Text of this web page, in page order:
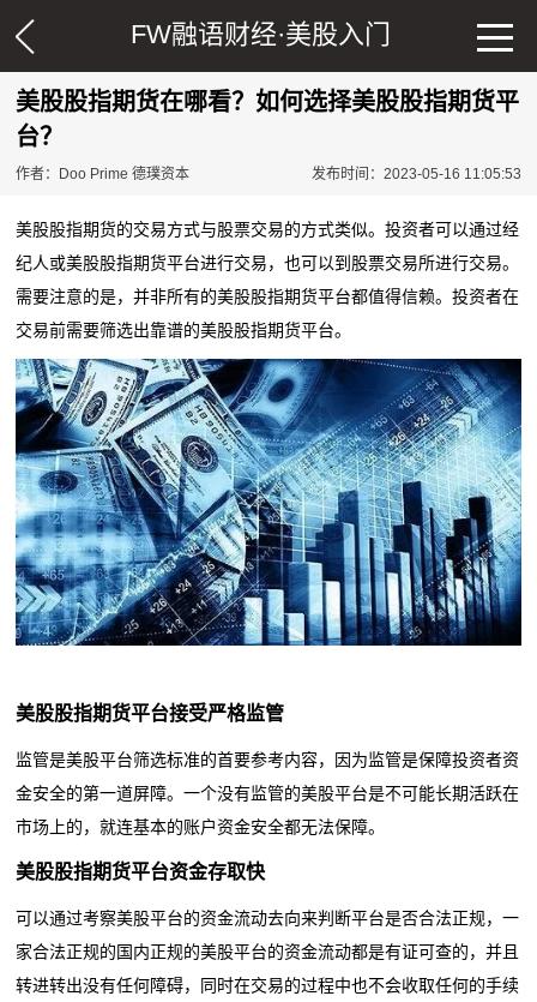
FW融语财经·美股入门
美股股指期货在哪看？如何选择美股股指期货平
台？
作者：Doo Prime 德璞资本 发布时间：2023-05-16 11:05:53
美股股指期货的交易方式与股票交易的方式类似。投资者可以通过经
纪人或美股股指期货平台进行交易，也可以到股票交易所进行交易。
需要注意的是，并非所有的美股股指期货平台都值得信赖。投资者在
交易前需要筛选出靠谱的美股股指期货平台。
美股股指期货平台接受严格监管
监管是美股平台筛选标准的首要参考内容，因为监管是保障投资者资
金安全的第一道屏障。一个没有监管的美股平台是不可能长期活跃在
市场上的，就连基本的账户资金安全都无法保障。
美股股指期货平台资金存取快
可以通过考察美股平台的资金流动去向来判断平台是否合法正规，一
家合法正规的国内正规的美股平台的资金流动都是有证可查的，并且
转进转出没有任何障碍，同时在交易的过程中也不会收取任何的手续